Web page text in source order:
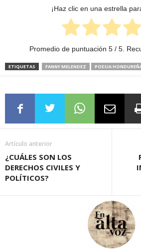
¡Haz clic en una estrella
Promedio de puntuación 5 / 5.
ETIQUETAS FANNY MELENDEZ POESIA
Artículo anterior
¿CUÁLES SON LOS
DERECHOS CIVILES Y
POLÍTICOS?